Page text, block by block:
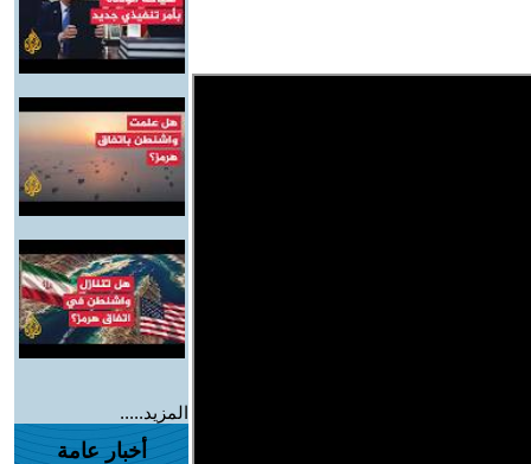
المزيد.....
أخبار عامة